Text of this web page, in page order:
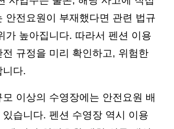
안전요원이 부재했다면 관련 법규
가 높아집니다. 따라서 펜션 이용
규정을 미리 확인하고, 위험한
니다.
이상의 수영장에는 안전요원 배
습니다. 펜션 수영장 역시 이용